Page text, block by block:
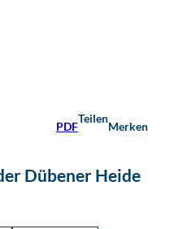
PDF
Teilen
Merken
Dübener Heide